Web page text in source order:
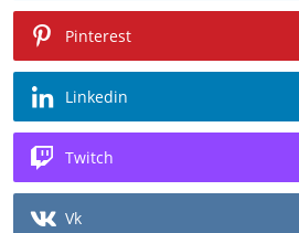
Pinterest
Linkedin
Twitch
Vk